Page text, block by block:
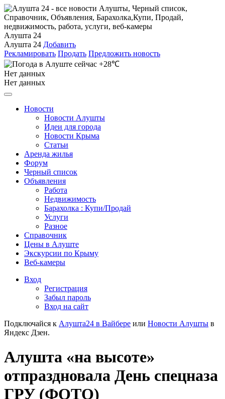
Алушта 24
Алушта 24 Добавить
Рекламировать Продать Предложить новость
+28℃
Нет данных
Нет данных
Новости
Новости Алушты
Идеи для города
Новости Крыма
Статьи
Аренда жилья
Форум
Черный список
Объявления
Работа
Недвижимость
Барахолка : Купи/Продай
Услуги
Разное
Справочник
Цены в Алуште
Экскурсии по Крыму
Веб-камеры
Вход
Регистрация
Забыл пароль
Вход на сайт
Подключайся к Алушта24 в Вайбере или Новости Алушты в
Яндекс Дзен.
Алушта «на высоте»
отпраздновала День спецназа
ГРУ (ФОТО)